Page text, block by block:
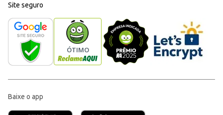
Site seguro
Baixe o app